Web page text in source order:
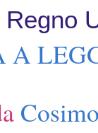
Regno
A